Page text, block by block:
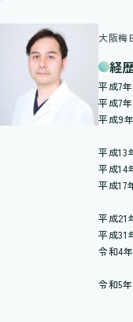
大阪梅
経
平成7年
平成7年
平成9年
平成13
平成14
平成17
平成21
平成31
令和4年
令和5年